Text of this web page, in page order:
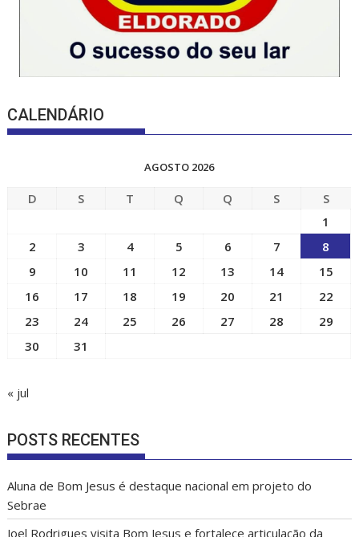
CALENDÁRIO
AGOSTO 2026
D S T Q Q S
S
1
2
3 4 5 6 7
8
9
10 11 12 13 14
15
16
17 18 19 20 21
22
23
24 25 26 27 28
29
30
31
« jul
POSTS RECENTES
Aluna de Bom Jesus é destaque nacional em projeto do
Sebrae
Joel Rodrigues visita Bom Jesus e fortalece articulação da